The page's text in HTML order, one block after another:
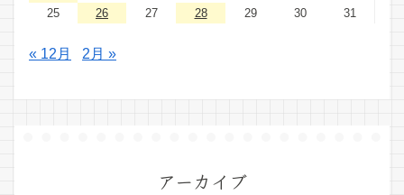
25
26 27 28 29 30 31
« 12月 2月 »
アーカイブ